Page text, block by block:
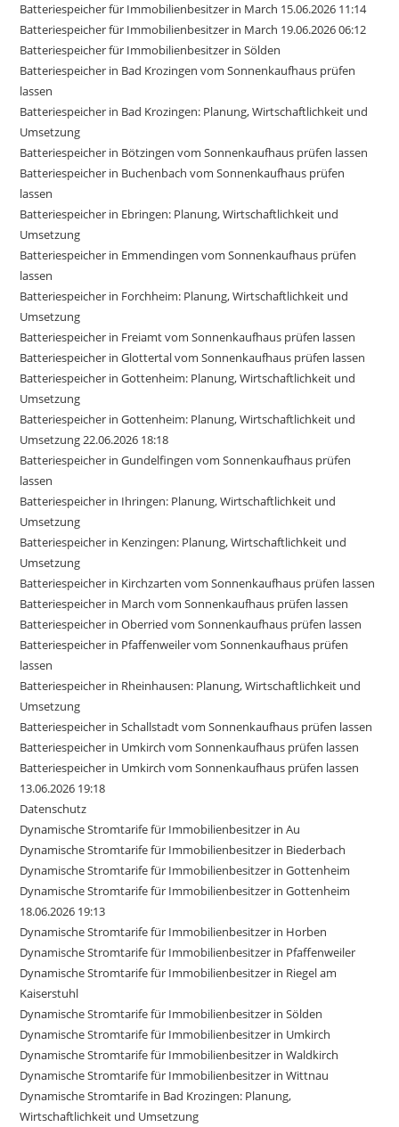
Batteriespeicher für Immobilienbesitzer in March 15.06.2026 11:14
Batteriespeicher für Immobilienbesitzer in March 19.06.2026 06:12
Batteriespeicher für Immobilienbesitzer in Sölden
Batteriespeicher in Bad Krozingen vom Sonnenkaufhaus prüfen
lassen
Batteriespeicher in Bad Krozingen: Planung, Wirtschaftlichkeit und
Umsetzung
Batteriespeicher in Bötzingen vom Sonnenkaufhaus prüfen lassen
Batteriespeicher in Buchenbach vom Sonnenkaufhaus prüfen
lassen
Batteriespeicher in Ebringen: Planung, Wirtschaftlichkeit und
Umsetzung
Batteriespeicher in Emmendingen vom Sonnenkaufhaus prüfen
lassen
Batteriespeicher in Forchheim: Planung, Wirtschaftlichkeit und
Umsetzung
Batteriespeicher in Freiamt vom Sonnenkaufhaus prüfen lassen
Batteriespeicher in Glottertal vom Sonnenkaufhaus prüfen lassen
Batteriespeicher in Gottenheim: Planung, Wirtschaftlichkeit und
Umsetzung
Batteriespeicher in Gottenheim: Planung, Wirtschaftlichkeit und
Umsetzung 22.06.2026 18:18
Batteriespeicher in Gundelfingen vom Sonnenkaufhaus prüfen
lassen
Batteriespeicher in Ihringen: Planung, Wirtschaftlichkeit und
Umsetzung
Batteriespeicher in Kenzingen: Planung, Wirtschaftlichkeit und
Umsetzung
Batteriespeicher in Kirchzarten vom Sonnenkaufhaus prüfen lassen
Batteriespeicher in March vom Sonnenkaufhaus prüfen lassen
Batteriespeicher in Oberried vom Sonnenkaufhaus prüfen lassen
Batteriespeicher in Pfaffenweiler vom Sonnenkaufhaus prüfen
lassen
Batteriespeicher in Rheinhausen: Planung, Wirtschaftlichkeit und
Umsetzung
Batteriespeicher in Schallstadt vom Sonnenkaufhaus prüfen lassen
Batteriespeicher in Umkirch vom Sonnenkaufhaus prüfen lassen
Batteriespeicher in Umkirch vom Sonnenkaufhaus prüfen lassen
13.06.2026 19:18
Datenschutz
Dynamische Stromtarife für Immobilienbesitzer in Au
Dynamische Stromtarife für Immobilienbesitzer in Biederbach
Dynamische Stromtarife für Immobilienbesitzer in Gottenheim
Dynamische Stromtarife für Immobilienbesitzer in Gottenheim
18.06.2026 19:13
Dynamische Stromtarife für Immobilienbesitzer in Horben
Dynamische Stromtarife für Immobilienbesitzer in Pfaffenweiler
Dynamische Stromtarife für Immobilienbesitzer in Riegel am
Kaiserstuhl
Dynamische Stromtarife für Immobilienbesitzer in Sölden
Dynamische Stromtarife für Immobilienbesitzer in Umkirch
Dynamische Stromtarife für Immobilienbesitzer in Waldkirch
Dynamische Stromtarife für Immobilienbesitzer in Wittnau
Dynamische Stromtarife in Bad Krozingen: Planung,
Wirtschaftlichkeit und Umsetzung